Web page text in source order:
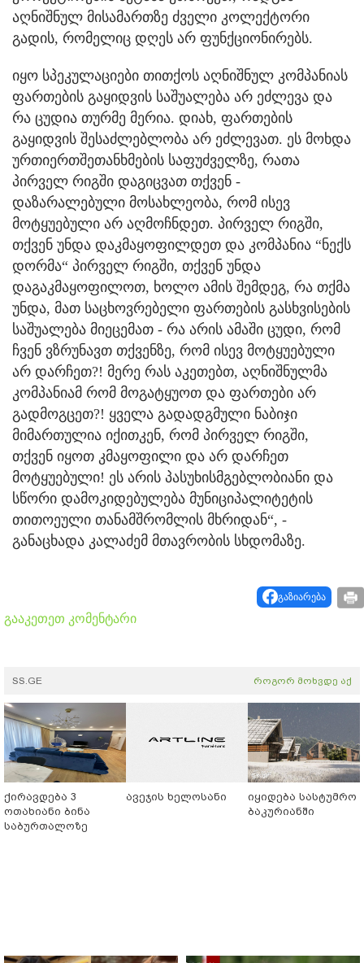
აღნიშნულ მისამართზე ძველი კოლექტორი
გადის, რომელიც დღეს არ ფუნქციონირებს.
იყო სპეკულაციები თითქოს აღნიშნულ კომპანიას
ფართების გაყიდვის საშუალება არ ეძლევა და
რა ცუდია თურმე მერია. დიახ, ფართების
გაყიდვის შესაძლებლობა არ ეძლევათ. ეს მოხდა
ურთიერთშეთანხმების საფუძველზე, რათა
პირველ რიგში დაგიცვათ თქვენ -
დაზარალებული მოსახლეობა, რომ ისევ
მოტყუებული არ აღმოჩნდეთ. პირველ რიგში,
თქვენ უნდა დაკმაყოფილდეთ და კომპანია “ნექს
დორმა“ პირველ რიგში, თქვენ უნდა
დაგაკმაყოფილოთ, ხოლო ამის შემდეგ, რა თქმა
უნდა, მათ საცხოვრებელი ფართების გასხვისების
საშუალება მიეცემათ - რა არის ამაში ცუდი, რომ
ჩვენ ვზრუნავთ თქვენზე, რომ ისევ მოტყუებული
არ დარჩეთ?! მერე რას აკეთებთ, აღნიშნულმა
კომპანიამ რომ მოგატყუოთ და ფართები არ
გადმოგცეთ?! ყველა გადადგმული ნაბიჯი
მიმართულია იქითკენ, რომ პირველ რიგში,
თქვენ იყოთ კმაყოფილი და არ დარჩეთ
მოტყუებული! ეს არის პასუხისმგებლობიანი და
სწორი დამოკიდებულება მუნიციპალიტეტის
თითოეული თანამშრომლის მხრიდან“, -
განაცხადა კალაძემ მთავრობის სხდომაზე.
გაზიარება
გააკეთეთ კომენტარი
SS.GE როგორ მოხვდე აქ
ქირავდება 3
ოთახიანი ბინა
საბურთალოზე
ავეჯის ხელოსანი
იყიდება სასტუმრო
ბაკურიანში